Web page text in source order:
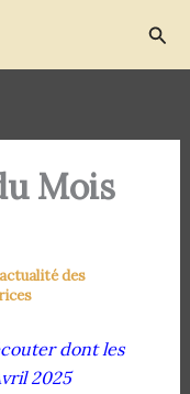
Mois
des
dont les
2025